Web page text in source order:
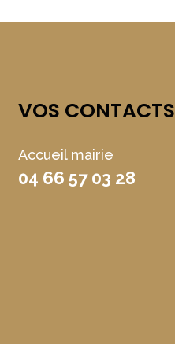
VOS CONTACTS
Accueil mairie
04 66 57 03 28